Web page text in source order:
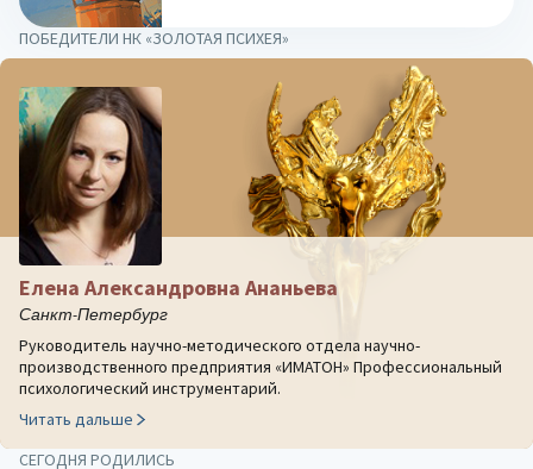
ПОБЕДИТЕЛИ НК «ЗОЛОТАЯ ПСИХЕЯ»
Елена Александровна Ананьева
Санкт-Петербург
Руководитель научно-методического отдела научно-
производственного предприятия «ИМАТОН» Профессиональный
психологический инструментарий.
Читать дальше
СЕГОДНЯ РОДИЛИСЬ